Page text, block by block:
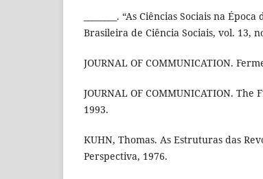
________. “As Ciências Sociais na
Brasileira de Ciência Sociais, vol. 13,
JOURNAL OF COMMUNICATION.
JOURNAL OF COMMUNICATION.
1993.
KUHN, Thomas. As Estruturas das
Perspectiva, 1976.